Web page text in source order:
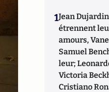
1Jean
étrennent
amours,
Samuel
leur;
Victoria
Cristiano